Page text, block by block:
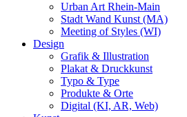
Urban Art Rhein-Main
Stadt Wand Kunst (MA)
Meeting of Styles (WI)
Design
Grafik & Illustration
Plakat & Druckkunst
Typo & Type
Produkte & Orte
Digital (KI, AR, Web)